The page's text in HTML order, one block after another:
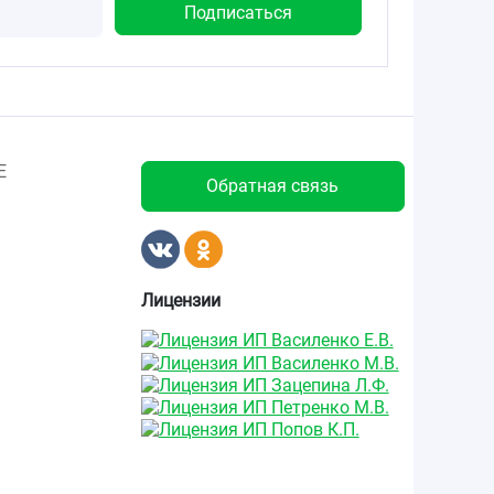
Обратная связь
Лицензии